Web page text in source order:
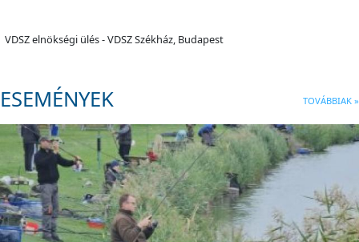
VDSZ elnökségi ülés - VDSZ Székház, Budapest
ESEMÉNYEK TOVÁBBIAK »